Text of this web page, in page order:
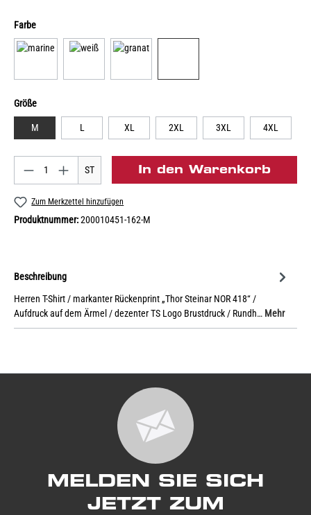
Farbe
Größe
M L XL 2XL 3XL 4XL
ST In den Warenkorb
Zum Merkzettel hinzufügen
Produktnummer:200010451-162-M
Beschreibung
Herren T-Shirt / markanter Rückenprint „Thor Steinar NOR 418“ /
Aufdruck auf dem Ärmel / dezenter TS Logo Brustdruck / Rundh… Mehr
MELDEN SIE SICH
JETZT ZUM